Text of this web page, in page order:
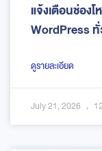
แจ้งเตือนช่อง
WordPress
ดูรายละเอียด
July 21, 2026